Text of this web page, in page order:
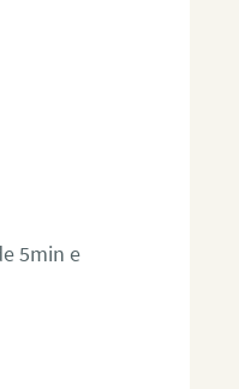
5min e